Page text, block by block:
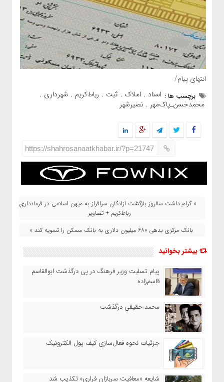
انتهای پیام/
برچسب ها : اسناد , املاک , ثبت , رباط‌کریم , شهرداری ,
محمدحسن_پاک‌مهر , نصیرشهر
https://shahrosanaatkhabar.ir/?p=21747
« گرامیداشت سالروز بازگشت آزادگان سرافراز به میهن اسلامی در فرمانداری
رباط‌کریم + تصاویر
بانک مرکزی بدهی ۶۸۰ میلیون دلاری به بانک مسکن را تسویه کند »
بیشتر بخوانید
پیام تسلیت وزیر فرهنگ در پی درگذشت ابوالقاسم
قاسم‌زاده
محمد حقیقی درگذشت
جزئیات نحوه فعال‌سازی کیف پول الکترونیک
شایعه «معافیت سربازان فراری» تکذیب شد